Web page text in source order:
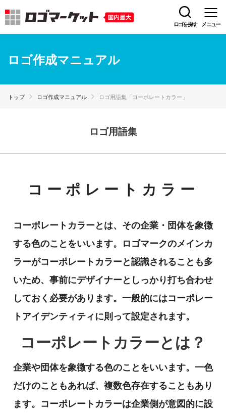
ロゴを探す メニュー
ロゴ作成マニュアル
トップ ロゴ作成マニュアル ロゴ用語集「コーポレートカラー」
ロゴ用語集
コーポレートカラー
コーポレートカラーとは、その企業・団体を象徴
する色のことをいいます。ロゴマークのメインカ
ラーがコーポレートカラーと認識されることも多
いため、事前にデザイナーとしっかり打ち合わせ
しておく必要があります。一般的にはコーポレー
トアイデンティティに則って設定されます。
コーポレートカラーとは？
企業や団体を象徴する色のことをいいます。一色
だけのこともあれば、複数色存在することもあり
ます。コーポレートカラーは企業側が意図的に設